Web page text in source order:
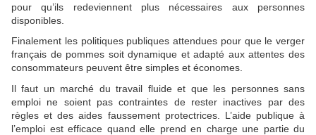
pour qu’ils redeviennent plus nécessaires aux personnes
disponibles.
Finalement les politiques publiques attendues pour que le verger
français de pommes soit dynamique et adapté aux attentes des
consommateurs peuvent être simples et économes.
Il faut un marché du travail fluide et que les personnes sans
emploi ne soient pas contraintes de rester inactives par des
règles et des aides faussement protectrices. L’aide publique à
l’emploi est efficace quand elle prend en charge une partie du